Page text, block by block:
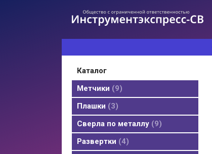
каталог
Метчики
9
Плашки
3
Cверла по металлу
9
Развертки
4